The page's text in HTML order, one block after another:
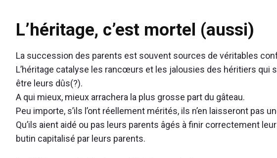
L’héritage, c’est mortel (aussi)
La succession des parents est souvent sources de véritables
L’héritage catalyse les rancœurs et les jalousies des héritiers qui
être leurs dûs(?).
A qui mieux, mieux arrachera la plus grosse part du gâteau.
Peu importe, s’ils l’ont réellement mérités, ils n’en laisseront pas
Qu’ils aient aidé ou pas leurs parents âgés à finir correctement
butin capitalisé par leurs parents.